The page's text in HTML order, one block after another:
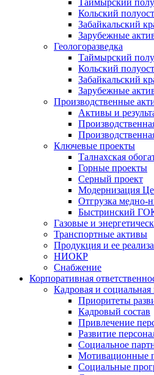
Таймырский
Кольский
Забайкальский
Зарубежные
Геологоразведка
Таймырский
Кольский
Забайкальский
Зарубежные
Производственные
Активы и
Ключевые проекты
Талнахская
Горные проекты
Серный проект
Модернизация
Отгрузка медно-
Быстринский
Газовые и
Транспортные активы
Продукция и ее
НИОКР
Снабжение
Корпоративная
Кадровая и социальная
Приоритеты
Кадровый состав
Привлечение
Развитие
Социальное
Мотивационные
Социальные